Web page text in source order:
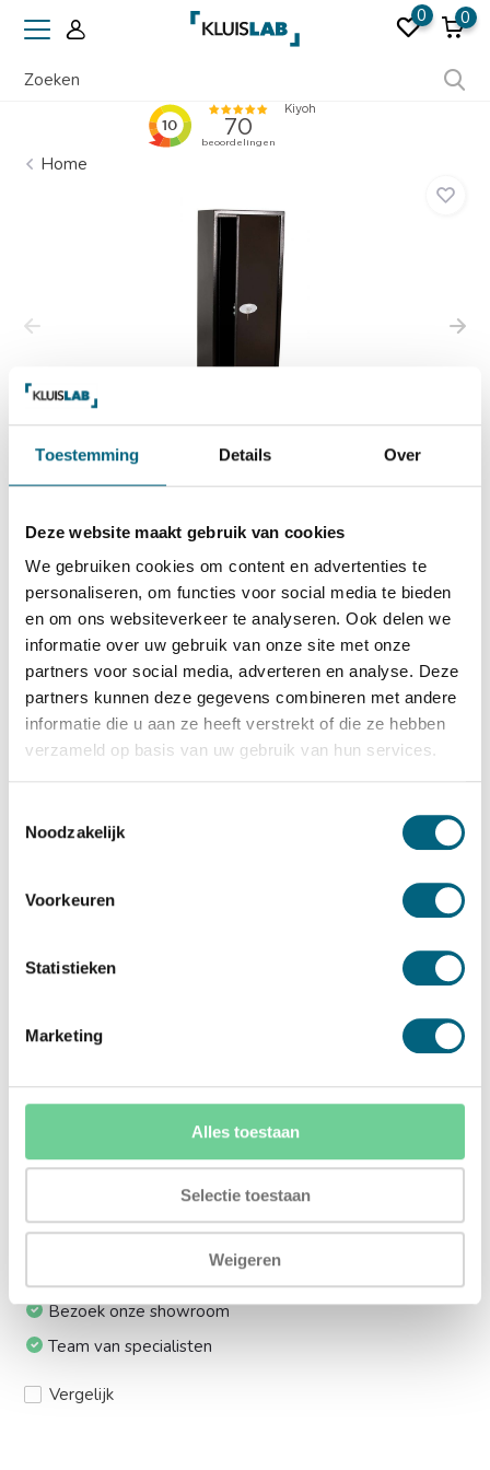
Toestemming Details Over
Deze website maakt gebruik van cookies
We gebruiken cookies om content en advertenties te
personaliseren, om functies voor social media te bieden
en om ons websiteverkeer te analyseren. Ook delen we
informatie over uw gebruik van onze site met onze
partners voor social media, adverteren en analyse. Deze
partners kunnen deze gegevens combineren met andere
informatie die u aan ze heeft verstrekt of die ze hebben
verzameld op basis van uw gebruik van hun services.
Noodzakelijk
Voorkeuren
Statistieken
Marketing
Alles toestaan
Selectie toestaan
Weigeren
0 0
Home
De Raat Protector Gunsafe WPK-10
Bekijk alles Wapenkluis
593,-
Op voorraad
Bekijk de reviews
Hoogwaardige wapenkluis t.b.v. het opbergen van 10
geweren en munitie. Voldoet aan de eisen van politie en
sleutelslot met 2 sleutels....
Meerprijs installeren begane grond of op etage met
lift:
Ja (+€249,00)
Ik installeer de kluis graag zelf:
Ja, levering tot aan uw voordeur
Bezoek onze showroom
Team van specialisten
Vergelijk